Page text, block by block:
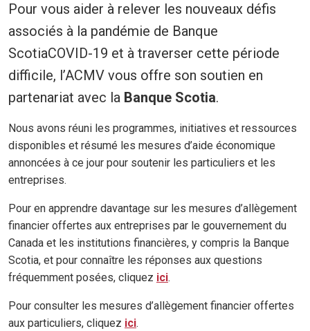
Pour vous aider à relever les nouveaux défis
associés à la pandémie de Banque
ScotiaCOVID-19 et à traverser cette période
difficile, l’ACMV vous offre son soutien en
partenariat avec la Banque Scotia.
Nous avons réuni les programmes, initiatives et ressources
disponibles et résumé les mesures d’aide économique
annoncées à ce jour pour soutenir les particuliers et les
entreprises.
Pour en apprendre davantage sur les mesures d’allègement
financier offertes aux entreprises par le gouvernement du
Canada et les institutions financières, y compris la Banque
Scotia, et pour connaître les réponses aux questions
fréquemment posées, cliquez ici.
Pour consulter les mesures d’allègement financier offertes
aux particuliers, cliquez ici.